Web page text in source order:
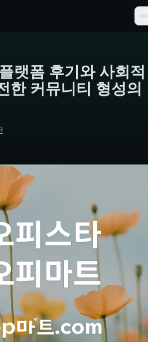
랫폼 후기와 사회적
한 커뮤니티 형성의